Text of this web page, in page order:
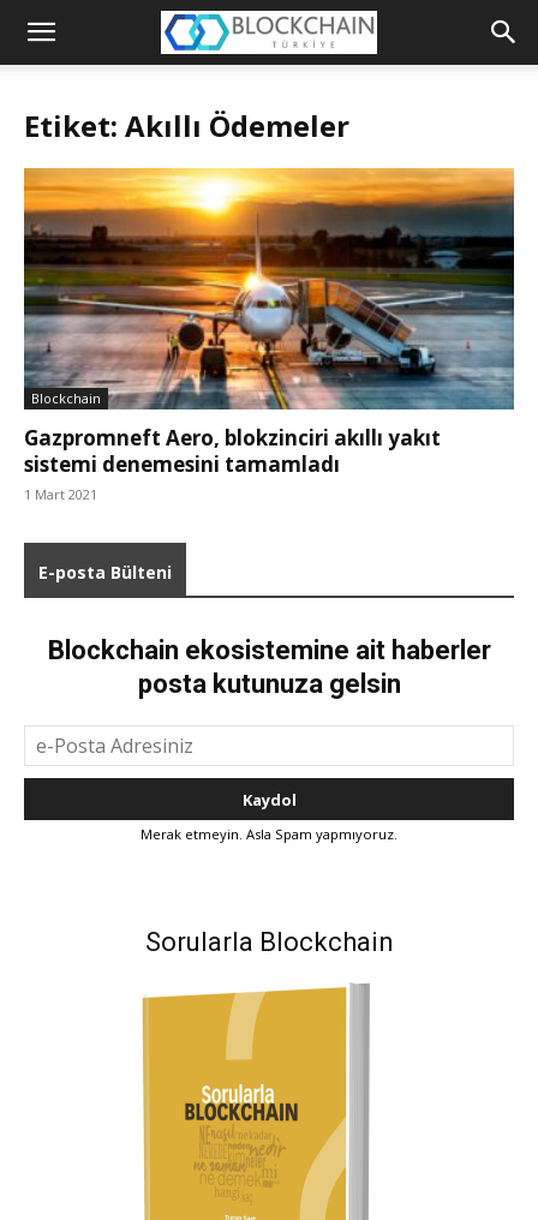
Blockchain
Etiket: Akıllı Ödemeler
Blockchain
Gazpromneft Aero, blokzinciri akıllı yakıt
sistemi denemesini tamamladı
1 Mart 2021
E-posta Bülteni
Blockchain ekosistemine ait haberler
posta kutunuza gelsin
Merak etmeyin. Asla Spam yapmıyoruz.
Sorularla Blockchain